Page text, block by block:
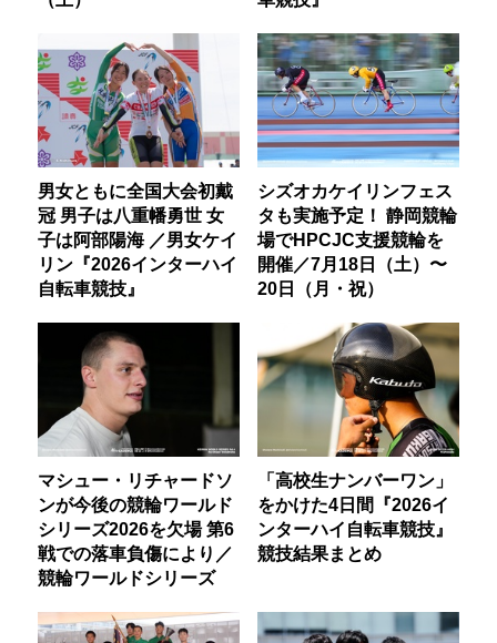
男女ともに全国大会初戴
冠 男子は八重幡勇世 女
子は阿部陽海 ／男女ケイ
リン『2026インターハイ
自転車競技』
シズオカケイリンフェス
タも実施予定！ 静岡競輪
場でHPCJC支援競輪を
開催／7月18日（土）〜
20日（月・祝）
マシュー・リチャードソ
ンが今後の競輪ワールド
シリーズ2026を欠場 第6
戦での落車負傷により／
競輪ワールドシリーズ
「高校生ナンバーワン」
をかけた4日間『2026イ
ンターハイ自転車競技』
競技結果まとめ